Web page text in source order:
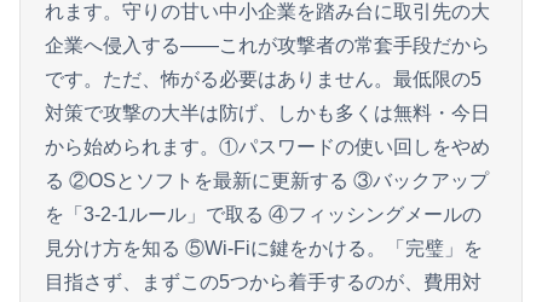
れます。守りの甘い中小企業を踏み台に取引先の大
企業へ侵入する——これが攻撃者の常套手段だから
です。ただ、怖がる必要はありません。最低限の5
対策で攻撃の大半は防げ、しかも多くは無料・今日
から始められます。①パスワードの使い回しをやめ
る ②OSとソフトを最新に更新する ③バックアップ
を「3-2-1ルール」で取る ④フィッシングメールの
見分け方を知る ⑤Wi-Fiに鍵をかける。「完璧」を
目指さず、まずこの5つから着手するのが、費用対